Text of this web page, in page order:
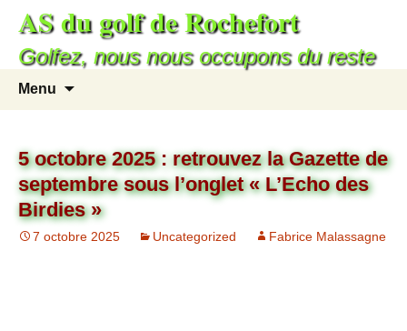
AS du golf de Rochefort
Golfez, nous nous occupons du reste
Menu
5 octobre 2025 : retrouvez la Gazette de
septembre sous l’onglet « L’Echo des
Birdies »
7 octobre 2025 Uncategorized Fabrice Malassagne